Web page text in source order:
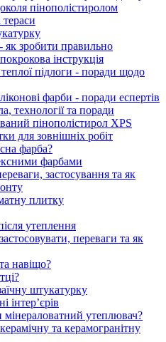
пінополістиролом
тераси
зробити правильно
інструкція
підлоги - поради щодо
фарби - поради еспертів
технології та поради
пінополістирол XPS
для зовнішніх робіт
фарба?
фарбами
застосування та як
плитку
утеплення
переваги та як
навіщо?
штукатурку
інтерʼєрів
утеплювач?
та керамогранітну